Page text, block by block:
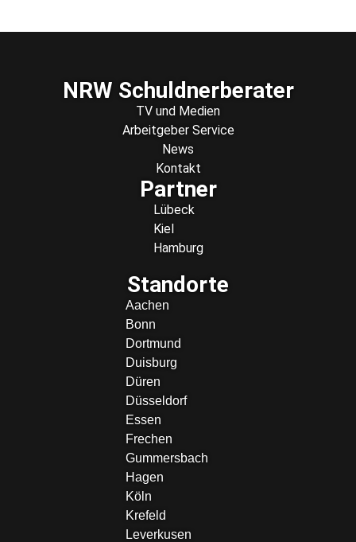
NRW Schuldnerberater
TV und Medien
Arbeitgeber Service
News
Kontakt
Partner
Lübeck
Kiel
Hamburg
Standorte
Aachen
Bonn
Dortmund
Duisburg
Düren
Düsseldorf
Essen
Frechen
Gummersbach
Hagen
Köln
Krefeld
Leverkusen